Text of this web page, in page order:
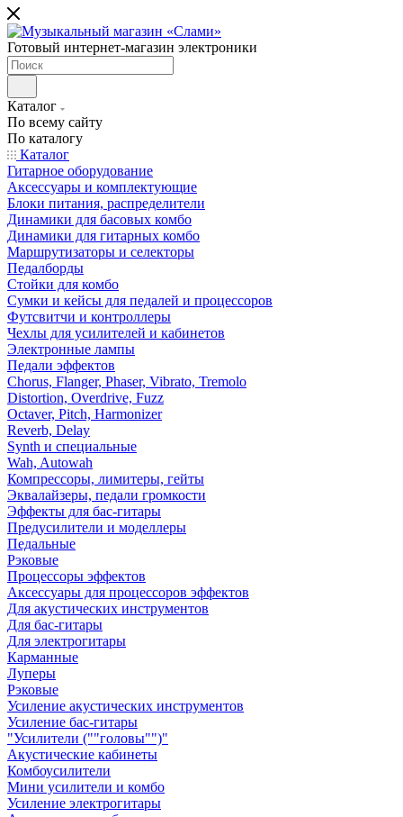
Готовый интернет-магазин электроники
Каталог
По всему сайту
По каталогу
Каталог
Гитарное оборудование
Аксессуары и комплектующие
Блоки питания, распределители
Динамики для басовых комбо
Динамики для гитарных комбо
Маршрутизаторы и селекторы
Педалборды
Стойки для комбо
Сумки и кейсы для педалей и процессоров
Футсвитчи и контроллеры
Чехлы для усилителей и кабинетов
Электронные лампы
Педали эффектов
Chorus, Flanger, Phaser, Vibrato, Tremolo
Distortion, Overdrive, Fuzz
Octaver, Pitch, Harmonizer
Reverb, Delay
Synth и специальные
Wah, Autowah
Компрессоры, лимитеры, гейты
Эквалайзеры, педали громкости
Эффекты для бас-гитары
Предусилители и моделлеры
Педальные
Рэковые
Процессоры эффектов
Аксессуары для процессоров эффектов
Для акустических инструментов
Для бас-гитары
Для электрогитары
Карманные
Луперы
Рэковые
Усиление акустических инструментов
Усиление бас-гитары
"Усилители (""головы"")"
Акустические кабинеты
Комбоусилители
Мини усилители и комбо
Усиление электрогитары